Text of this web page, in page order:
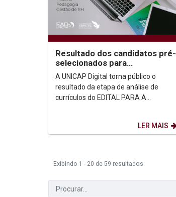
Resultado dos candidatos pré-
selecionados para
professores conteudistas EaD
UNICAP (Edital 2023/02)
A UNICAP Digital torna público o
resultado da etapa de análise de
currículos do EDITAL PARA A
LER MAIS
Exibindo 1 - 20 de 59 resultados.